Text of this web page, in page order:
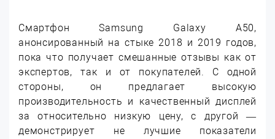
Смартфон Samsung Galaxy A50,
анонсированный на стыке 2018 и 2019 годов,
пока что получает смешанные отзывы как от
экспертов, так и от покупателей. С одной
стороны, он предлагает высокую
производительность и качественный дисплей
за относительно низкую цену, с другой —
демонстрирует не лучшие показатели